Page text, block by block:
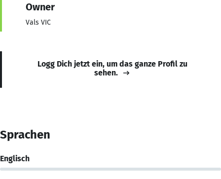
Owner
Vals VIC
Logg Dich jetzt ein, um das ganze Profil zu
sehen.
Sprachen
Englisch